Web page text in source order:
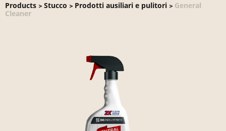
Products > Stucco > Prodotti ausiliari e pulitori > General
Cleaner